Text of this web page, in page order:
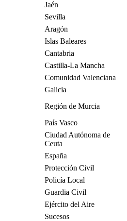
Jaén
Sevilla
Aragón
Islas Baleares
Cantabria
Castilla-La Mancha
Comunidad Valenciana
Galicia
Región de Murcia
País Vasco
Ciudad Autónoma de
Ceuta
España
Protección Civil
Policía Local
Guardia Civil
Ejército del Aire
Sucesos